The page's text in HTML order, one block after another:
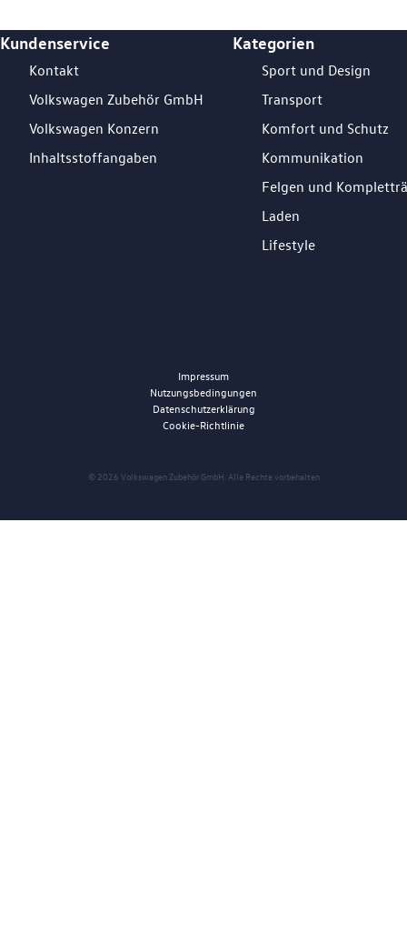
Footer Teaser
Kundenservice
Kontakt
Volkswagen Zubehör GmbH
Volkswagen Konzern
Inhaltsstoffangaben
Kategorien
Sport und Design
Transport
Komfort und Schutz
Kommunikation
Felgen und
Laden
Lifestyle
© 2026 Volkswagen Zubehör GmbH. Alle Rechte vorbehalten
Impressum
Nutzungsbedingungen
Datenschutzerklärung
Cookie-Richtlinie